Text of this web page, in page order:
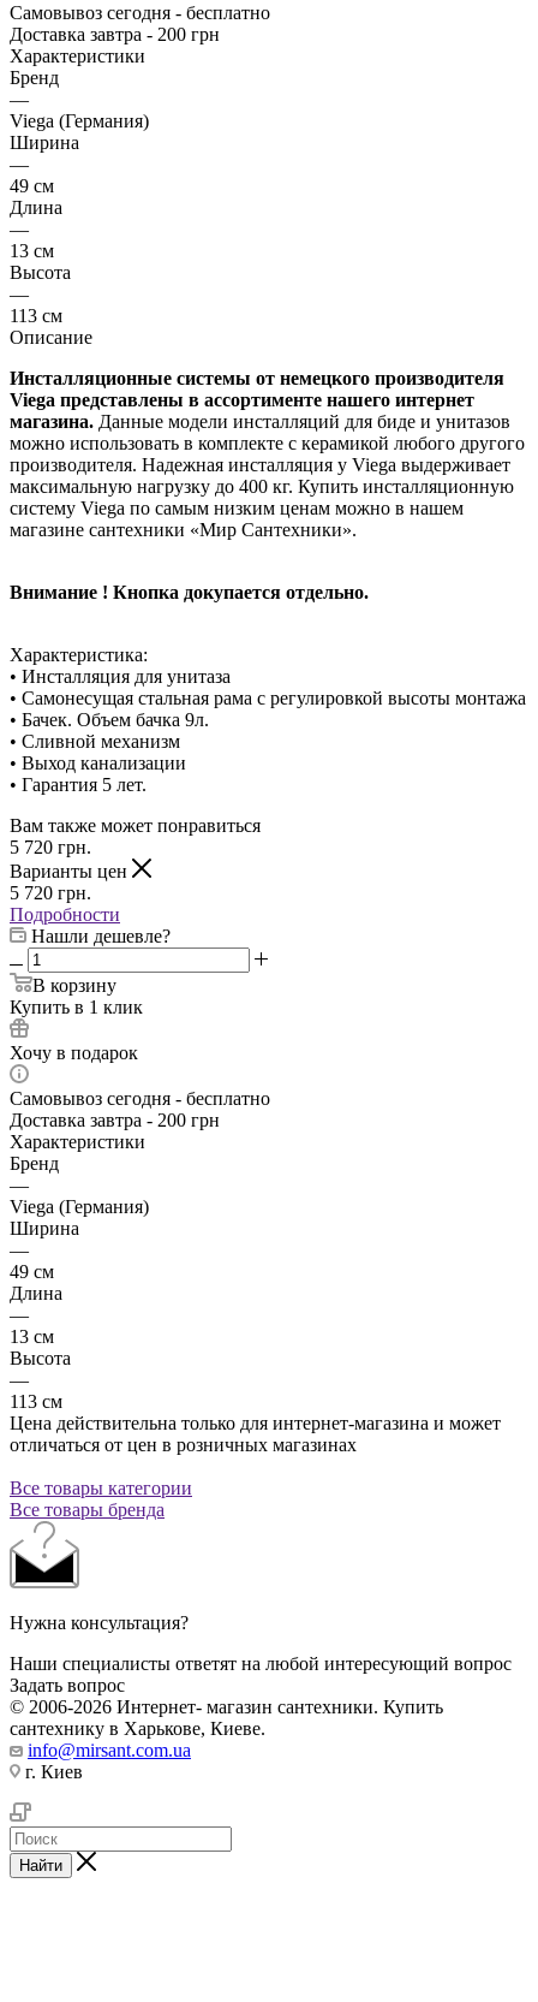
Самовывоз сегодня - бесплатно
Доставка завтра - 200 грн
Характеристики
Бренд
—
Viega (Германия)
Ширина
—
49 см
Длина
—
13 см
Высота
—
113 см
Описание
Инсталляционные системы от немецкого производителя
Viega представлены в ассортименте нашего интернет
магазина. Данные модели инсталляций для биде и унитазов
можно использовать в комплекте с керамикой любого другого
производителя. Надежная инсталляция у Viega выдерживает
максимальную нагрузку до 400 кг. Купить инсталляционную
систему Viega по самым низким ценам можно в нашем
магазине сантехники «Мир Сантехники».
Внимание ! Кнопка докупается отдельно.
Характеристика:
• Инсталляция для унитаза
• Самонесущая стальная рама с регулировкой высоты монтажа
• Бачек. Объем бачка 9л.
• Сливной механизм
• Выход канализации
• Гарантия 5 лет.
Вам также может понравиться
5 720 грн.
Варианты цен
5 720 грн.
Подробности
Нашли дешевле?
В корзину
Купить в 1 клик
Хочу в подарок
Самовывоз сегодня - бесплатно
Доставка завтра - 200 грн
Характеристики
Бренд
—
Viega (Германия)
Ширина
—
49 см
Длина
—
13 см
Высота
—
113 см
Цена действительна только для интернет-магазина и может
отличаться от цен в розничных магазинах
Все товары категории
Все товары бренда
Нужна консультация?
Наши специалисты ответят на любой интересующий вопрос
Задать вопрос
© 2006-2026 Интернет- магазин сантехники. Купить
сантехнику в Харькове, Киеве.
info@mirsant.com.ua
г. Киев
Найти